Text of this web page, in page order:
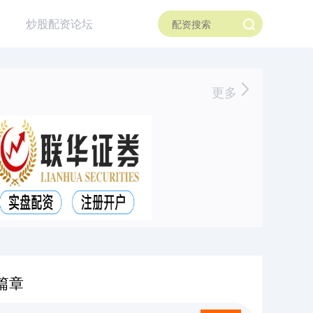
炒股配资论坛
更多
章